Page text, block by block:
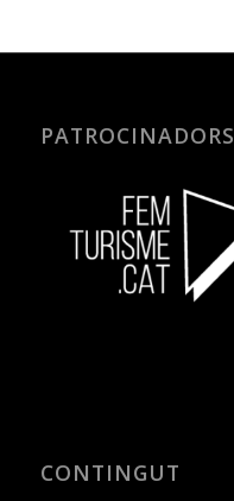
PATROCINADORS
CONTINGUT